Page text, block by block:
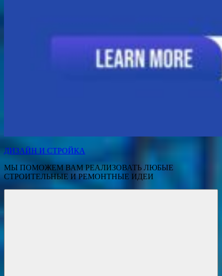
ДИЗАЙН И СТРОЙКА
МЫ ПОМОЖЕМ ВАМ РЕАЛИЗОВАТЬ ЛЮБЫЕ
СТРОИТЕЛЬНЫЕ И РЕМОНТНЫЕ ИДЕИ